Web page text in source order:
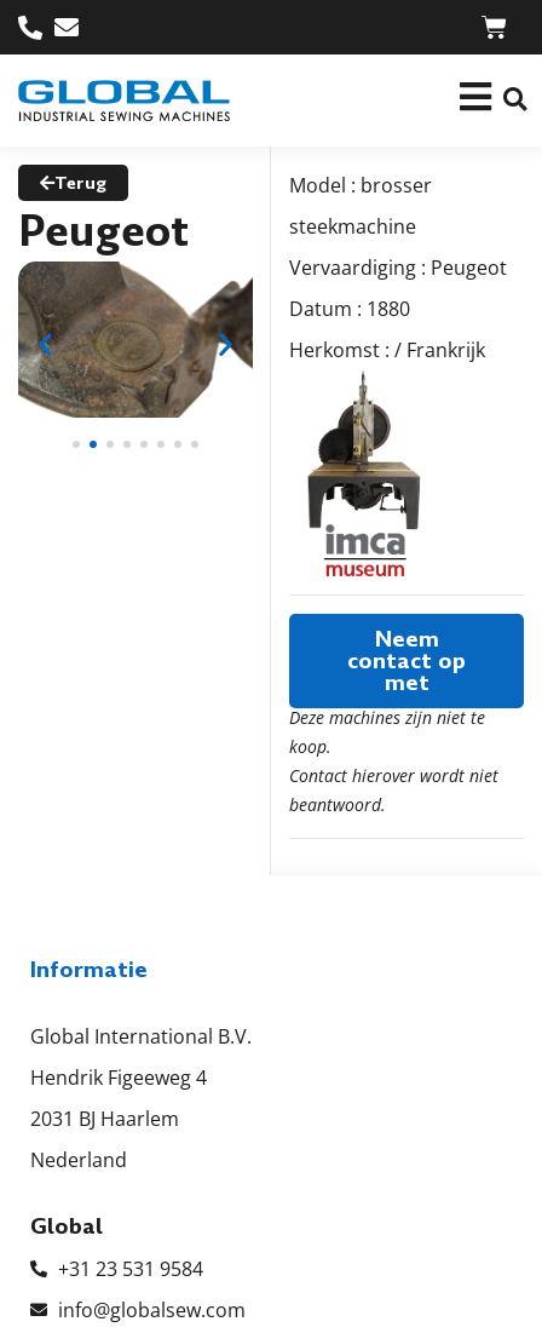
Terug
Peugeot
Model : brosser
steekmachine
Vervaardiging : Peugeot
Datum : 1880
Herkomst : / Frankrijk
Deze machines zijn niet te
koop.
Contact hierover wordt niet
beantwoord.
Neem
contact op
met
Informatie
Global International B.V.
Hendrik Figeeweg 4
2031 BJ Haarlem
Nederland
Global
+31 23 531 9584
info@globalsew.com